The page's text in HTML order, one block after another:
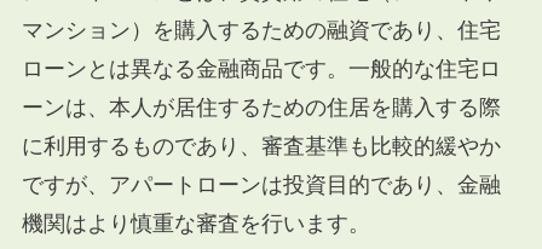
マンション）を購入するための融資であり、住宅
ローンとは異なる金融商品です。一般的な住宅ロ
ーンは、本人が居住するための住居を購入する際
に利用するものであり、審査基準も比較的緩やか
ですが、アパートローンは投資目的であり、金融
機関はより慎重な審査を行います。